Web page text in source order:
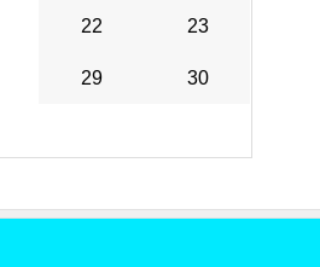
22 23
29 30